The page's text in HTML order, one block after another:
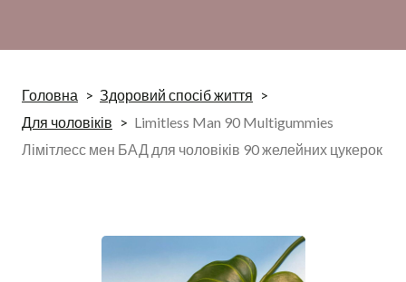
Головна
Здоровий спосіб життя
Для чоловіків
Limitless Man 90 Multigummies
Лімітлесс мен БАД для чоловіків 90 желейних цукерок